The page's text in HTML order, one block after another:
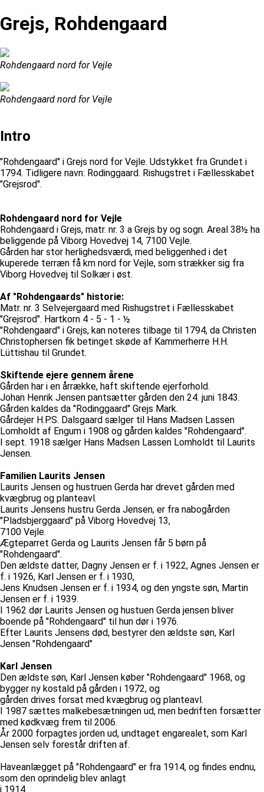
Grejs, Rohdengaard
Rohdengaard nord for Vejle
Rohdengaard nord for Vejle
Intro
"Rohdengaard" i Grejs nord for Vejle. Udstykket fra Grundet i
1794. Tidligere navn: Rodinggaard. Rishugstret i Fællesskabet
"Grejsrod".
Rohdengaard nord for Vejle
Rohdengaard i Grejs, matr. nr. 3 a Grejs by og sogn. Areal 38½ ha
beliggende på Viborg Hovedvej 14, 7100 Vejle.
Gården har stor herlighedsværdi, med beliggenhed i det
kuperede terræn få km nord for Vejle, som strækker sig fra
Viborg Hovedvej til Solkær i øst.
Af "Rohdengaards" historie:
Matr. nr. 3 Selvejergaard med Rishugstret i Fællesskabet
"Grejsrod". Hartkorn 4 - 5 - 1 - ½
"Rohdengaard" i Grejs, kan noteres tilbage til 1794, da Christen
Christophersen fik betinget skøde af Kammerherre H.H.
Lüttishau til Grundet.
Skiftende ejere gennem årene
Gården har i en årrække, haft skiftende ejerforhold.
Johan Henrik Jensen pantsætter gården den 24. juni 1843.
Gården kaldes da "Rodinggaard" Grejs Mark.
Gårdejer H.P.S. Dalsgaard sælger til Hans Madsen Lassen
Lomholdt af Engum i 1908 og gården kaldes "Rohdengaard".
I sept. 1918 sælger Hans Madsen Lassen Lomholdt til Laurits
Jensen.
Familien Laurits Jensen
Laurits Jensen og hustruen Gerda har drevet gården med
kvægbrug og planteavl.
Laurits Jensens hustru Gerda Jensen, er fra nabogården
"Pladsbjerggaard" på Viborg Hovedvej 13,
7100 Vejle.
Ægteparret Gerda og Laurits Jensen får 5 børn på
"Rohdengaard".
Den ældste datter, Dagny Jensen er f. i 1922, Agnes Jensen er
f. i 1926, Karl Jensen er f. i 1930,
Jens Knudsen Jensen er f. i 1934, og den yngste søn, Martin
Jensen er f. i 1939.
I 1962 dør Laurits Jensen og hustuen Gerda jensen bliver
boende på "Rohdengaard" til hun dør i 1976.
Efter Laurits Jensens død, bestyrer den ældste søn, Karl
Jensen "Rohdengaard"
Karl Jensen
Den ældste søn, Karl Jensen køber "Rohdengaard" 1968, og
bygger ny kostald på gården i 1972, og
gården drives forsat med kvægbrug og planteavl.
I 1987 sættes malkebesætningen ud, men bedriften forsætter
med kødkvæg frem til 2006.
År 2000 forpagtes jorden ud, undtaget engarealet, som Karl
Jensen selv forestår driften af.
Haveanlægget på "Rohdengaard" er fra 1914, og findes endnu,
som den oprindelig blev anlagt
i 1914.